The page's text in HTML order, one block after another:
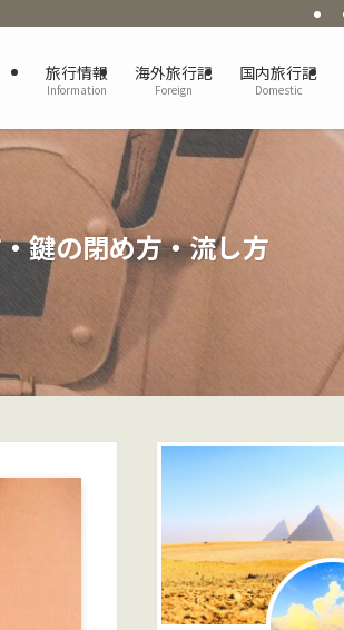
旅行情報
Information
海外旅行記
Foreign
国内旅行記
Domestic
鍵の閉め方・流し方